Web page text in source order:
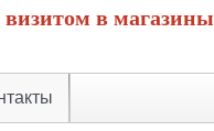
визитом в магазины